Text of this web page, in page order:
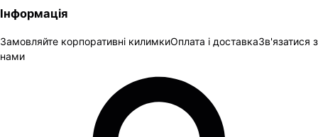
Інформація
Замовляйте корпоративні килимкиОплата і доставкаЗв'язатися з
нами